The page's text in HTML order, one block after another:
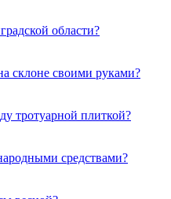
области?
склоне своими руками?
тротуарной плиткой?
средствами?